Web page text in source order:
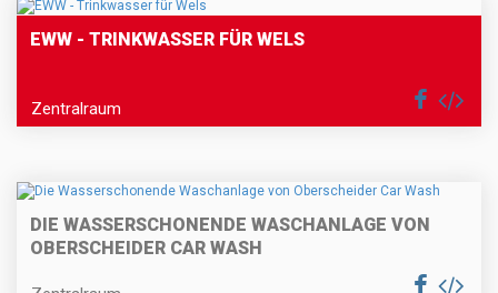
EWW - TRINKWASSER FÜR WELS
Zentralraum
DIE WASSERSCHONENDE WASCHANLAGE VON
OBERSCHEIDER CAR WASH